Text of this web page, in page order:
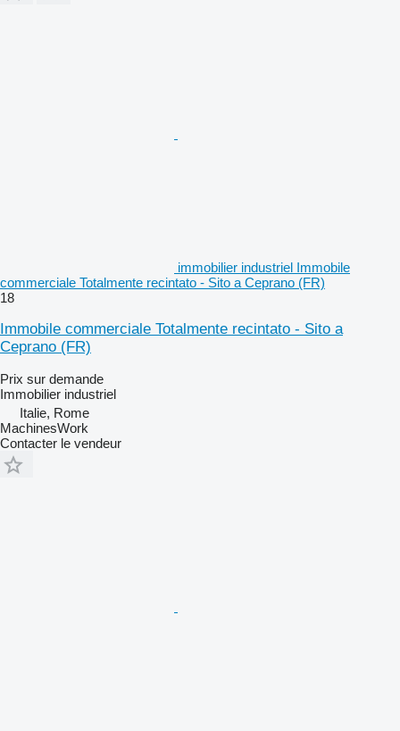
immobilier industriel Immobile
commerciale Totalmente recintato - Sito a Ceprano (FR)
18
Immobile commerciale Totalmente recintato - Sito a
Ceprano (FR)
Prix sur demande
Immobilier industriel
Italie, Rome
MachinesWork
Contacter le vendeur